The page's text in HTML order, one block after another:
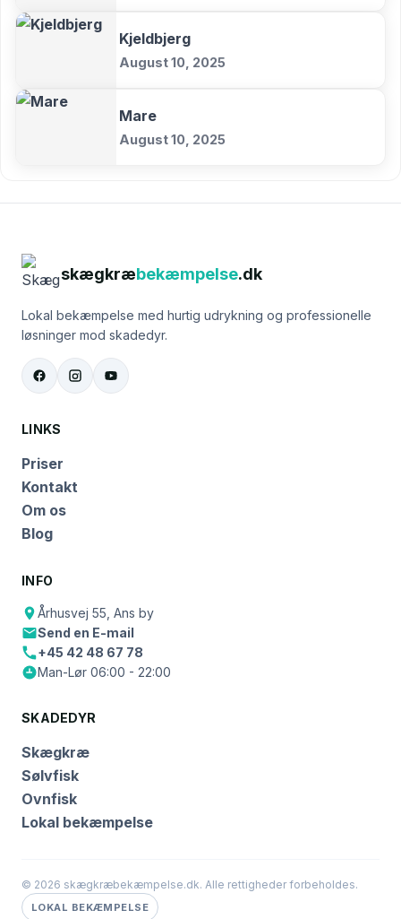
Kjeldbjerg
August 10, 2025
Mare
August 10, 2025
skægkræbekæmpelse.dk
Lokal bekæmpelse med hurtig udrykning og professionelle
løsninger mod skadedyr.
LINKS
Priser
Kontakt
Om os
Blog
INFO
Århusvej 55, Ans by
Send en E-mail
+45 42 48 67 78
Man-Lør 06:00 - 22:00
SKADEDYR
Skægkræ
Sølvfisk
Ovnfisk
Lokal bekæmpelse
© 2026 skægkræbekæmpelse.dk. Alle rettigheder forbeholdes.
LOKAL BEKÆMPELSE